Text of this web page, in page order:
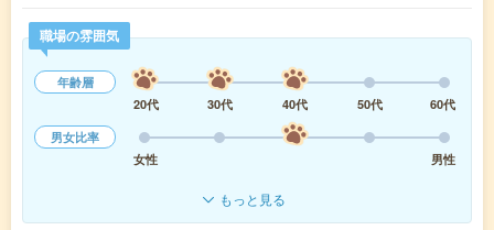
職場の雰囲気
年齢層
20代
30代 40代 50代
60代
男女比率
女性
男性
もっと見る